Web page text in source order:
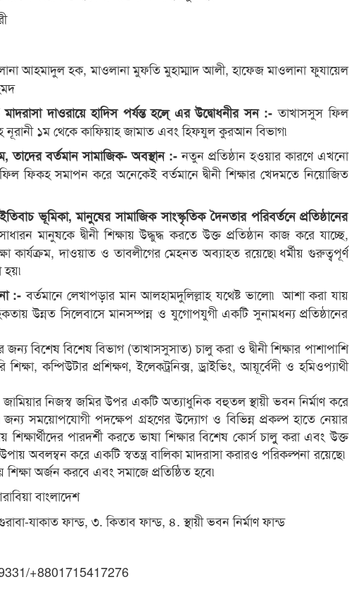
আহমাদুল হক, মাওলানা মুফতি মুহাম্মাদ আলী, হাফেজ মাওলানা ফুযায়েল
মাদরাসা দাওরায়ে হাদিস পর্যন্ত হলে্ এর উদ্বোধনীর সন :-তাখাসসুস ফিল
নূরানী ১ম থেকে কাফিয়াহ জামাত এবং হিফযুল কুরআন বিভাগ৷
তাদের বর্তমান সামাজিক- অবস্থান :-নতুন প্রতিষ্ঠান হওয়ার কারণে এখনো
ফিকহ সমাপন করে অনেকেই বর্তমানে দ্বীনী শিক্ষার খেদমতে নিয়োজিত
ভূমিকা, মানুষের সামাজিক সাংস্কৃতিক দৈনতার পরিবর্তনে প্রতিষ্ঠানের
মানুষকে দ্বীনী শিক্ষায় উদ্ধুদ্ধ করতে উক্ত প্রতিষ্ঠান কাজ করে যাচ্ছে,
কার্যক্রম, দাওয়াত ও তাবলীগের মেহনত অব্যাহত রয়েছে৷ধর্মীয় গুরুত্বপূর্ণ
:-বর্তমানে লেখাপড়ার মান আলহামদুলিল্লাহ যথেষ্ট ভালো৷ আশা করা যায়
উন্নত সিলেবাসে মানসম্পন্ন ও যুগোপযুগী একটি সুনামধন্য প্রতিষ্ঠানের
জন্য বিশেষ বিশেষ বিভাগ (তাখাসসুসাত) চালু করা ও দ্বীনী শিক্ষার পাশাপাশি
কন্পিউটার প্রশিক্ষণ, ইলেকট্রনিক্স, ড্রাইভিং, আয়ূর্বেদী ও হমিওপ্যাথী
নিজস্ব জমির উপর একটি অত্যাধুনিক বহুতল স্থায়ী ভবন নির্মাণ করে
জন্য সময়োপযোগী পদক্ষেপ গ্রহণের উদ্যোগ ও বিভিন্ন প্রকল্প হাতে নেয়ার
পারদর্শী করতে ভাষা শিক্ষার বিশেষ কোর্স চালুু করা এবং উক্ত
অবলম্বন করে একটি স্বতন্ত্র বালিকা মাদরাসা করারও পরিকল্পনা রয়েছে৷
অর্জন করবে এবং সমাজে প্রতিষ্ঠিত হবে৷
বাংলাদেশ
যাকাত ফান্ড, ৩. কিতাব ফান্ড, ৪. স্থায়ী ভবন নির্মাণ ফান্ড
+8801715417276